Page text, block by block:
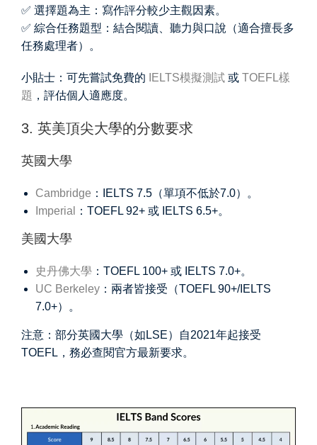
✅ 選擇題為主：寫作評分較少主觀因素。
✅ 綜合任務題型：結合閱讀、聽力與口說（適合擅長多
任務處理者）。
小貼士：可先嘗試免費的 IELTS模擬測試 或 TOEFL樣
題 ，評估個人適應度。
3. 英美頂尖大學的分數要求
英國大學
Cambridge ：IELTS 7.5（單項不低於7.0）。
Imperial
：TOEFL 92+ 或 IELTS 6.5+。
美國大學
史丹佛大學 ：TOEFL 100+ 或 IELTS 7.0+。
UC Berkeley ：兩者皆接受（TOEFL 90+/IELTS
7.0+）。
注意：部分英國大學（如LSE）自2021年起接受
TOEFL，務必查閱官方最新要求。